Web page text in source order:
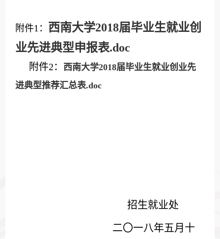
附件1： 西南大学2018届毕业生就业创
业先进典型申报表.doc
附件2： 西南大学2018届毕业生就业创业先
进典型推荐汇总表.doc
招生就业处
二〇一八年五月十